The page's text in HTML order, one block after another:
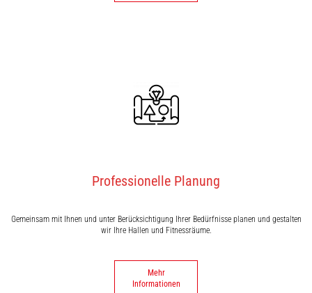
Professionelle Planung
Gemeinsam mit Ihnen und unter Berücksichtigung Ihrer Bedürfnisse planen und gestalten
wir Ihre Hallen und Fitnessräume.
Mehr
Informationen